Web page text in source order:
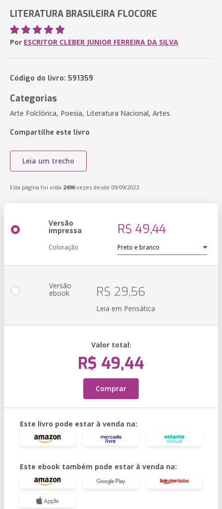
LITERATURA BRASILEIRA FLOCORE
Por ESCRITOR CLEBER JUNIOR FERREIRA DA SILVA
Código do livro: 591359
Categorias
Arte Folclórica, Poesia, Literatura Nacional, Artes
Compartilhe este livro
Leia um trecho
Esta página foi vista 2496vezes desde 09/09/2023
Versão
impressa R$ 49,44
Coloração
Versão
ebook R$ 29,56
Leia em Pensática
Valor total:
R$ 49,44
Comprar
Este livro pode estar à venda na:
Este ebook também pode estar à venda na: